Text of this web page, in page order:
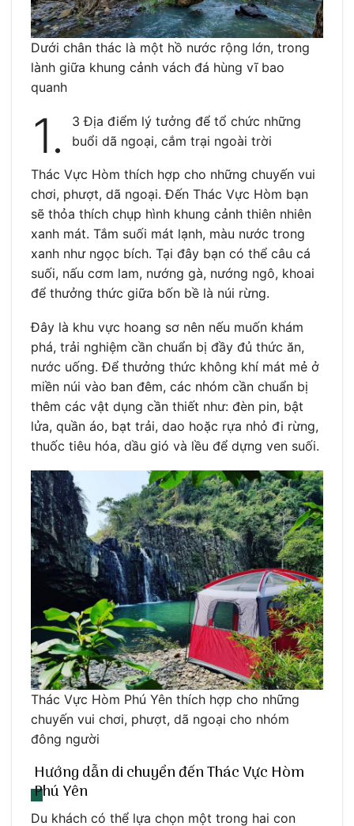
Dưới chân thác là một hồ nước rộng lớn, trong
lành giữa khung cảnh vách đá hùng vĩ bao
quanh
1.
3 Địa điểm lý tưởng để tổ chức những
buổi dã ngoại, cắm trại ngoài trời
Thác Vực Hòm thích hợp cho những chuyến vui
chơi, phượt, dã ngoại. Đến Thác Vực Hòm bạn
sẽ thỏa thích chụp hình khung cảnh thiên nhiên
xanh mát. Tắm suối mát lạnh, màu nước trong
xanh như ngọc bích. Tại đây bạn có thể câu cá
suối, nấu cơm lam, nướng gà, nướng ngô, khoai
để thưởng thức giữa bốn bề là núi rừng.
Đây là khu vực hoang sơ nên nếu muốn khám
phá, trải nghiệm cần chuẩn bị đầy đủ thức ăn,
nước uống. Để thưởng thức không khí mát mẻ ở
miền núi vào ban đêm, các nhóm cần chuẩn bị
thêm các vật dụng cần thiết như: đèn pin, bật
lửa, quần áo, bạt trải, dao hoặc rựa nhỏ đi rừng,
thuốc tiêu hóa, dầu gió và lều để dựng ven suối.
Thác Vực Hòm Phú Yên thích hợp cho những
chuyến vui chơi, phượt, dã ngoại cho nhóm
đông người
Hướng dẫn di chuyển đến Thác Vực Hòm
Phú Yên
Du khách có thể lựa chọn một trong hai con